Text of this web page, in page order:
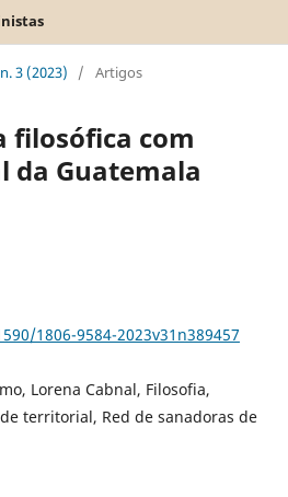
3 (2023) / Artigos
filosófica com
da Guatemala
1806-9584-2023v31n389457
Lorena Cabnal, Filosofia,
territorial, Red de sanadoras de